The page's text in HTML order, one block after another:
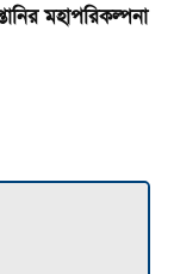
মহাপরিকল্পনা